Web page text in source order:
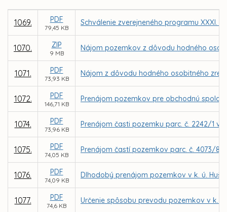
1069. PDF
79,45 KB
Schválenie zverejneného programu XXXI.
1070. ZIP
9 MB
Nájom pozemkov z dôvodu hodného
1071. PDF
73,93 KB
Nájom z dôvodu hodného osobitného
1072. PDF
146,71 KB
Prenájom pozemkov pre obchodnú
1074. PDF
73,96 KB
Prenájom časti pozemku parc. č. 2242/1 v
1075. PDF
74,05 KB
Prenájom častí pozemkov parc. č. 4073/8
1076. PDF
74,09 KB
Dlhodobý prenájom pozemkov v k. ú.
1077. PDF
74,6 KB
Určenie spôsobu prevodu pozemkov v k.